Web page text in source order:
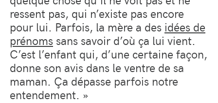
ressent pas, qui n’existe pas encore
pour lui. Parfois, la mère a des idées de
prénoms sans savoir d’où ça lui vient.
C’est l’enfant qui, d’une certaine façon,
donne son avis dans le ventre de sa
maman. Ça dépasse parfois notre
entendement. »